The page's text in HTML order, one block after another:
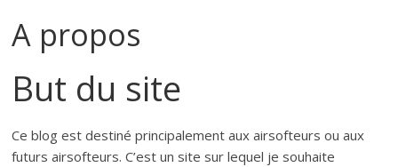
français
dédié
à
l'airsoft
A propos
But du site
Ce blog est destiné principalement aux airsofteurs ou aux
futurs airsofteurs. C’est un site sur lequel je souhaite